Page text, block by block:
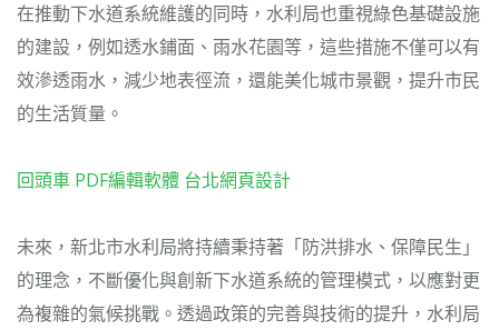
在推動下水道系統維護的同時，水利局也重視綠色基礎設施
的建設，例如透水鋪面、雨水花園等，這些措施不僅可以有
效滲透雨水，減少地表徑流，還能美化城市景觀，提升市民
的生活質量。
回頭車 PDF編輯軟體 台北網頁設計
未來，新北市水利局將持續秉持著「防洪排水、保障民生」
的理念，不斷優化與創新下水道系統的管理模式，以應對更
為複雜的氣候挑戰。透過政策的完善與技術的提升，水利局